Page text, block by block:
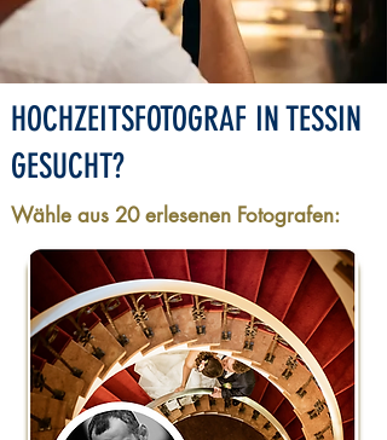
HOCHZEITSFOTOGRAF IN TESSIN
GESUCHT?
Wähle aus 20 erlesenen Fotografen: